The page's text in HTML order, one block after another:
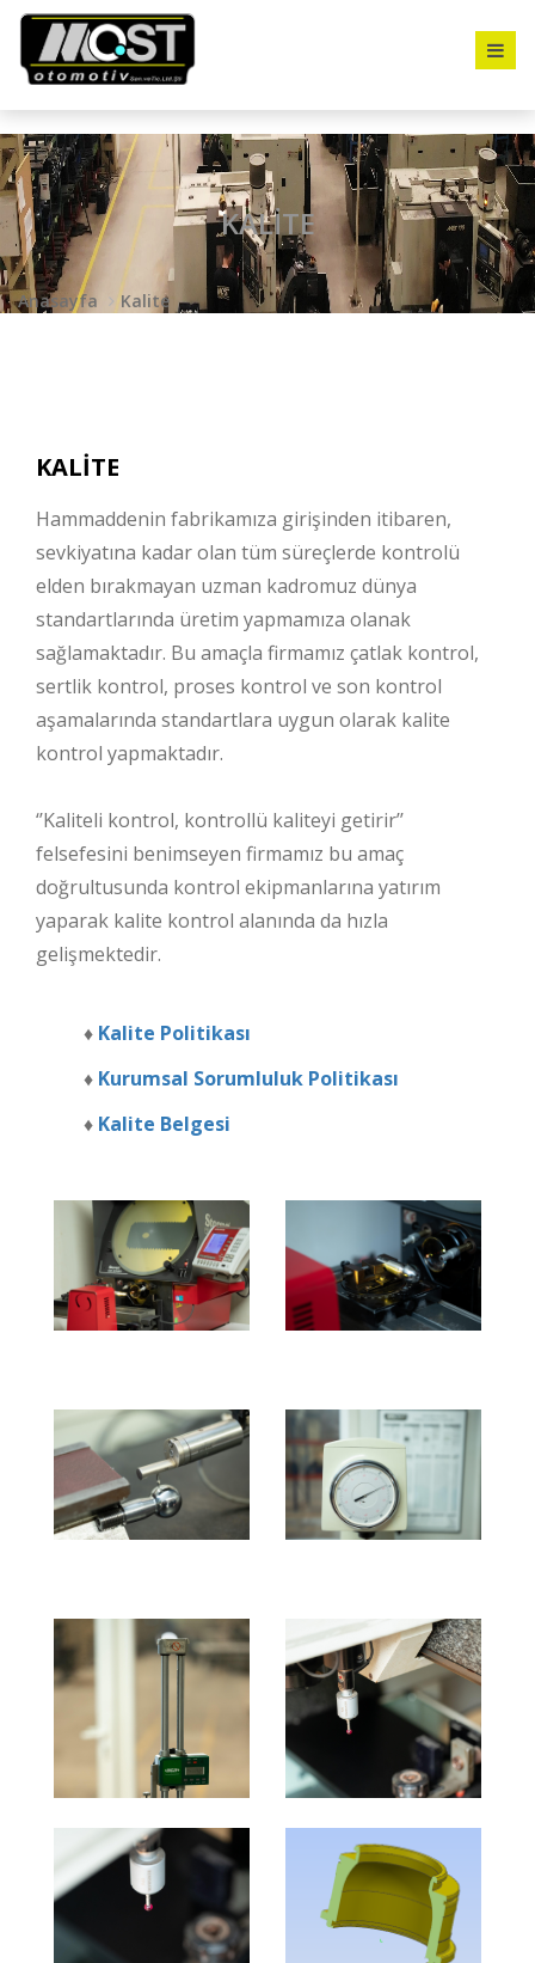
Anasayfa Kalite
KALİTE
KALİTE
Hammaddenin fabrikamıza girişinden itibaren,
sevkiyatına kadar olan tüm süreçlerde kontrolü
elden bırakmayan uzman kadromuz dünya
standartlarında üretim yapmamıza olanak
sağlamaktadır. Bu amaçla firmamız çatlak kontrol,
sertlik kontrol, proses kontrol ve son kontrol
aşamalarında standartlara uygun olarak kalite
kontrol yapmaktadır.
‘’Kaliteli kontrol, kontrollü kaliteyi getirir’’
felsefesini benimseyen firmamız bu amaç
doğrultusunda kontrol ekipmanlarına yatırım
yaparak kalite kontrol alanında da hızla
gelişmektedir.
♦ Kalite Politikası
♦ Kurumsal Sorumluluk Politikası
♦ Kalite Belgesi